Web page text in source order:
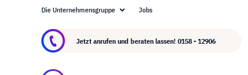
Über visunext.at
Die Unternehmensgruppe Jobs
Jetzt anrufen und beraten lassen! 0158 - 12906